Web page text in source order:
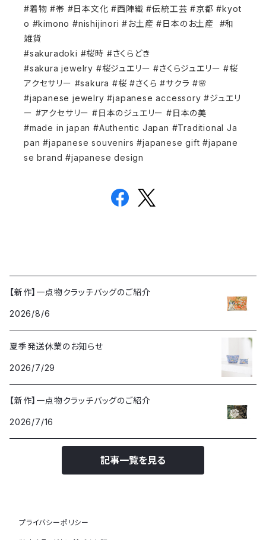
#着物 #帯 #日本文化 #西陣織 #伝統工芸 #京都 #kyot
o #kimono #nishijinori #お土産 #日本のお土産 #和
雑貨
#sakuradoki #桜時 #さくらどき
#sakura jewelry #桜ジュエリー #さくらジュエリー #桜
アクセサリー #sakura #桜 #さくら #サクラ #🌸
#japanese jewelry #japanese accessory #ジュエリ
ー #アクセサリー #日本のジュエリー #日本の美
#made in japan #Authentic Japan #Traditional Ja
pan #japanese souvenirs #japanese gift #japane
se brand #japanese design
【新作】一点物クラッチバッグのご紹介
2026/8/6
夏季発送休業のお知らせ
2026/7/29
【新作】一点物クラッチバッグのご紹介
2026/7/16
記事一覧を見る
プライバシーポリシー